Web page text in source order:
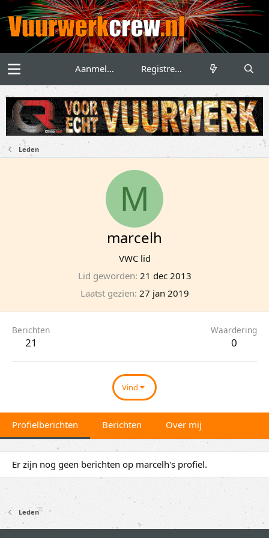
Aanmelden Registreren
Leden
M
marcelh
VWC lid
Lid geworden 21 dec 2013
Laatst gezien 27 jan 2019
Berichten
21
Waardering
0
Vind
Profielberichten Berichten Over mij
Er zijn nog geen berichten op marcelh's profiel.
Leden